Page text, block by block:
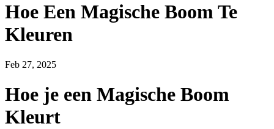
Hoe Een Magische Boom Te
Kleuren
Feb 27, 2025
Hoe je een Magische Boom
Kleurt